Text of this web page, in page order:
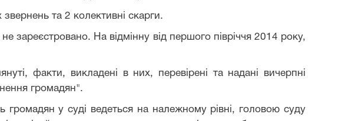
звернень та 2 колективні скарги.
зареєстровано. На відмінну від першого півріччя 2014 року,
факти, викладені в них, перевірені та надані вичерпні
громадян".
громадян у суді ведеться на належному рівні, головою суду